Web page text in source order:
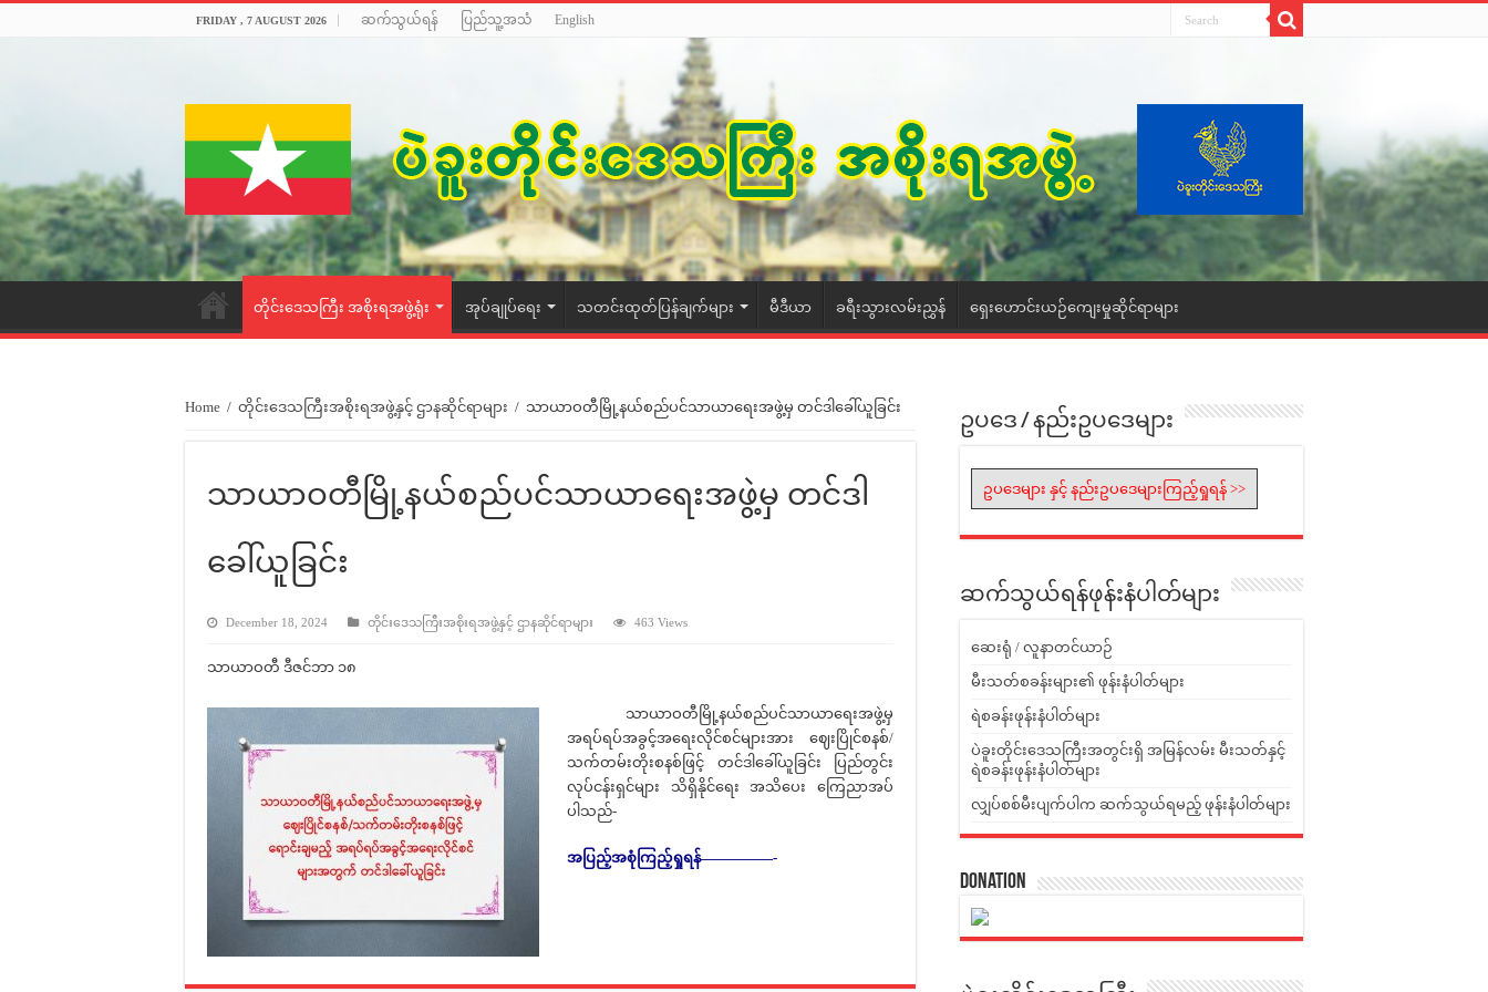
FRIDAY , 7 AUGUST 2026 ဆက်သွယ်ရန် ပြည်သူ့အသံ English
တိုင်းဒေသကြီး အစိုးရအဖွဲ့ရုံး အုပ်ချုပ်ရေး သတင်းထုတ်ပြန်ချက်များ မီဒီယာ ခရီးသွားလမ်းညွှန် ရှေးဟောင်းယဉ်ကျေးမှုဆိုင်ရာများ
Home / တိုင်းဒေသကြီးအစိုးရအဖွဲ့နှင့် ဌာနဆိုင်ရာများ / သာယာဝတီမြို့နယ်စည်ပင်သာယာရေးအဖွဲ့မှ တင်ဒါခေါ်ယူခြင်း
သာယာဝတီမြို့နယ်စည်ပင်သာယာရေးအဖွဲ့မှ တင်ဒါ
ခေါ်ယူခြင်း
December 18, 2024 တိုင်းဒေသကြီးအစိုးရအဖွဲ့နှင့် ဌာနဆိုင်ရာများ 463 Views
သာယာဝတီ ဒီဇင်ဘာ ၁၈
သာယာဝတီမြို့နယ်စည်ပင်သာယာရေးအဖွဲ့မှ
အရပ်ရပ်အခွင့်အရေးလိုင်စင်များအား ဈေးပြိုင်စနစ်/
သက်တမ်းတိုးစနစ်ဖြင့် တင်ဒါခေါ်ယူခြင်း ပြည်တွင်း
လုပ်ငန်းရှင်များ သိရှိနိုင်ရေး အသိပေး ကြေညာအပ်
ပါသည်-
အပြည့်အစုံကြည့်ရှုရန်—————-
ဥပဒေ / နည်းဥပဒေများ
ဥပဒေများ နှင့် နည်းဥပဒေများကြည့်ရှုရန် >>
ဆက်သွယ်ရန်ဖုန်းနံပါတ်များ
ဆေးရုံ / လူနာတင်ယာဉ်
မီးသတ်စခန်းများ၏ ဖုန်းနံပါတ်များ
ရဲစခန်းဖုန်းနံပါတ်များ
ပဲခူးတိုင်းဒေသကြီးအတွင်းရှိ အမြန်လမ်း မီးသတ်နှင့်
ရဲစခန်းဖုန်းနံပါတ်များ
လျှပ်စစ်မီးပျက်ပါက ဆက်သွယ်ရမည့် ဖုန်းနံပါတ်များ
Donation